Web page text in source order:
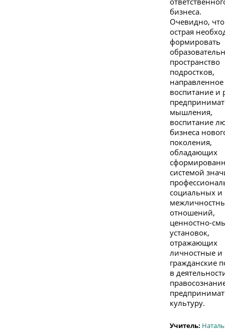
бизнеса.
Очевидно,
острая
формировать
пространство
подростков,
воспитание и
мышления,
воспитание
бизнеса
поколения,
обладающих
системой
социальных и
отношений,
ценностно-
установок,
отражающих
личностные и
гражданские
в
культуру.
Учитель: